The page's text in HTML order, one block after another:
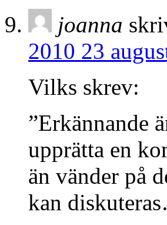
joanna
2010 23
Vilks skrev:
”Erkännande
upprätta en
än vänder på
kan